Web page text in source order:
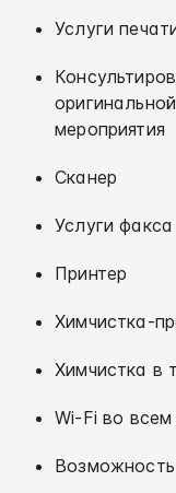
Услуги
мероприятия
Сканер
Услуги факса
Принтер
Химчистка-
Химчистка в
Wi-Fi во всем